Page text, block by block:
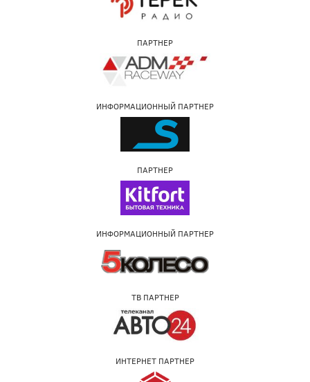
ПАРТНЕР
ИНФОРМАЦИОННЫЙ ПАРТНЕР
ПАРТНЕР
ИНФОРМАЦИОННЫЙ ПАРТНЕР
ТВ ПАРТНЕР
ИНТЕРНЕТ ПАРТНЕР